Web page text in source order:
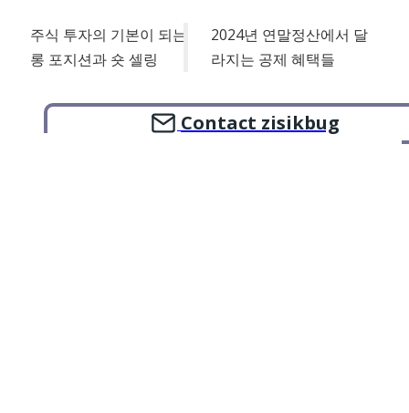
주식 투자의 기본이 되는
롱 포지션과 숏 셀링
2024년 연말정산에서 달
라지는 공제 혜택들
Contact zisikbug